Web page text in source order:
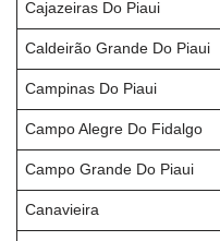
Cajazeiras Do Piaui
Caldeirão Grande Do Piaui
Campinas Do Piaui
Campo Alegre Do Fidalgo
Campo Grande Do Piaui
Canavieira